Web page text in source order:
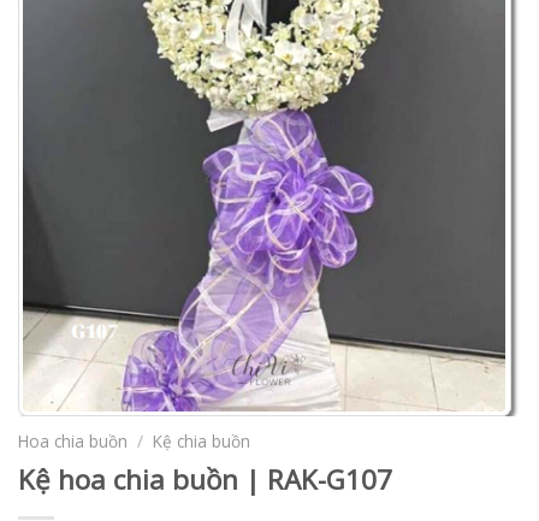
Hoa chia buồn / Kệ chia buồn
Kệ hoa chia buồn | RAK-G107